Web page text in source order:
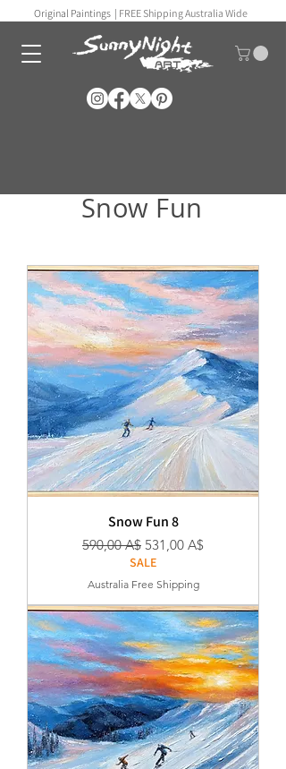
Original Paintings | FREE Shipping Australia Wide
Snow Fun
Snow Fun 8
Κανονική τιμή
590,00 A$ Τιμή Έκπτωσης
531,00 A$
SALE
Australia Free Shipping